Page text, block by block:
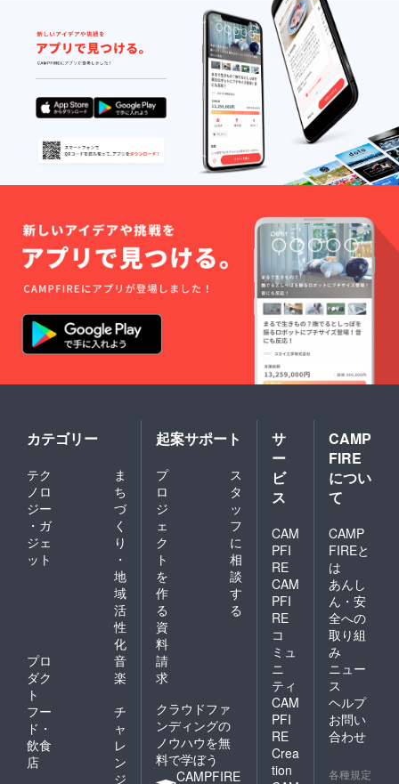
カテゴリー
テク
ノロ
ジー
・ガ
ジェ
ット
ま
ち
づ
く
り
・
地
域
活
性
化
プロ
ダク
ト
音
楽
フー
ド・
飲食
店
チ
ャ
レ
ン
ジ
起案サポート
プ
ロ
ジ
ェ
ク
ト
を
作
る
ス
タ
ッ
フ
に
相
談
す
る
資
料
請
求
クラウドファ
ンディングの
ノウハウを無
料で学ぼう
CAMPFIRE
サ
ー
ビ
ス
CAM
PFI
RE
CAM
PFI
RE
コ
ミュ
ニ
ティ
CAM
PFI
RE
Crea
tion
CAMP
FIRE
につい
て
CAMP
FIREと
は
あんし
ん・安
全への
取り組
み
ニュー
ス
ヘルプ
お問い
合わせ
各種規定